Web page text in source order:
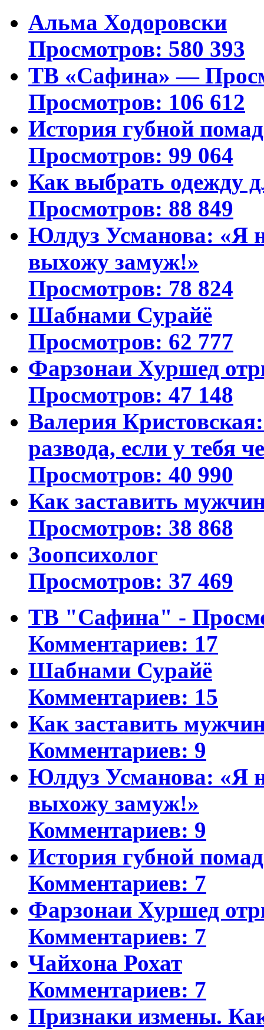
Альма Ходоровски
Просмотров: 580 393
ТВ «Сафина» —
Просмотров: 106 612
История губной
Просмотров: 99 064
Как выбрать одежду
Просмотров: 88 849
Юлдуз Усманова: «Я
выхожу замуж!»
Просмотров: 78 824
Шабнами Сурайё
Просмотров: 62 777
Фарзонаи Хуршед
Просмотров: 47 148
Валерия
развода, если у тебя
Просмотров: 40 990
Как заставить
Просмотров: 38 868
Зоопсихолог
Просмотров: 37 469
ТВ "Сафина" -
Комментариев: 17
Шабнами Сурайё
Комментариев: 15
Как заставить
Комментариев: 9
Юлдуз Усманова: «Я
выхожу замуж!»
Комментариев: 9
История губной
Комментариев: 7
Фарзонаи Хуршед
Комментариев: 7
Чайхона Рохат
Комментариев: 7
Признаки измены.